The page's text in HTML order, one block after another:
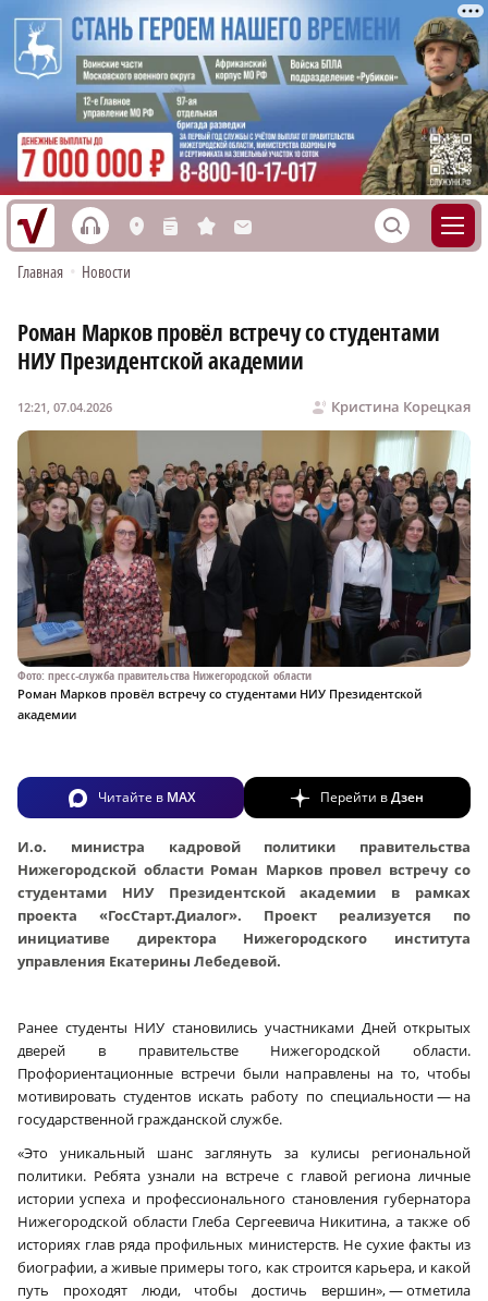
h L n s M S
Главная • Новости
Роман Марков провёл встречу со студентами
НИУ Президентской академии
Кристина Корецкая
12:21, 07.04.2026
Фото: пресс-служба правительства Нижегородской области
Роман Марков провёл встречу со студентами НИУ Президентской
академии
Читайте в MAX Перейти вДзен
И.о. министра кадровой политики правительства
Нижегородской области Роман Марков провел встречу со
студентами НИУ Президентской академии в рамках
проекта «ГосСтарт.Диалог». Проект реализуется по
инициативе директора Нижегородского института
управления Екатерины Лебедевой.
Ранее студенты НИУ становились участниками Дней открытых
дверей в правительстве Нижегородской области.
Профориентационные встречи были направлены на то, чтобы
мотивировать студентов искать работу по специальности — на
государственной гражданской службе.
«Это уникальный шанс заглянуть за кулисы региональной
политики. Ребята узнали на встрече с главой региона личные
истории успеха и профессионального становления губернатора
Нижегородской области Глеба Сергеевича Никитина, а также об
историях глав ряда профильных министерств. Не сухие факты из
биографии, а живые примеры того, как строится карьера, и какой
путь проходят люди, чтобы достичь вершин», — отметила